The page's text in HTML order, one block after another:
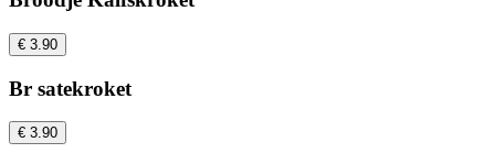
€ 3.90
Br satekroket
€ 3.90